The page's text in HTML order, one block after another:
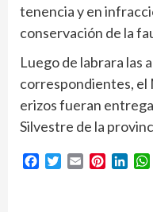
tenencia y en
conservación de la
Luego de labrara las
correspondientes, el
erizos fueran
Silvestre de la
Facebook
Twitter
Email Pinterest